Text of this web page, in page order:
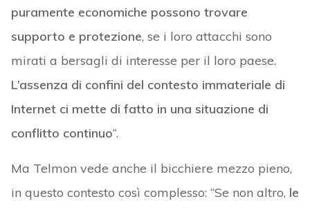
puramente economiche possono trovare
supporto e protezione, se i loro attacchi sono
mirati a bersagli di interesse per il loro paese.
L’assenza di confini del contesto immateriale di
Internet ci mette di fatto in una situazione di
conflitto continuo“.
Ma Telmon vede anche il bicchiere mezzo pieno,
in questo contesto così complesso: “Se non altro, le